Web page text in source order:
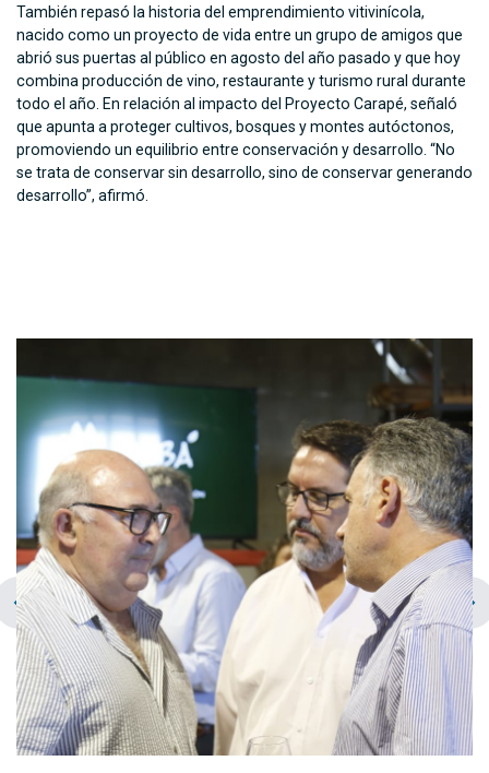
También repasó la historia del emprendimiento vitivinícola,
nacido como un proyecto de vida entre un grupo de amigos que
abrió sus puertas al público en agosto del año pasado y que hoy
combina producción de vino, restaurante y turismo rural durante
todo el año. En relación al impacto del Proyecto Carapé, señaló
que apunta a proteger cultivos, bosques y montes autóctonos,
promoviendo un equilibrio entre conservación y desarrollo. “No
se trata de conservar sin desarrollo, sino de conservar generando
desarrollo”, afirmó.
chevron_left navigate_next